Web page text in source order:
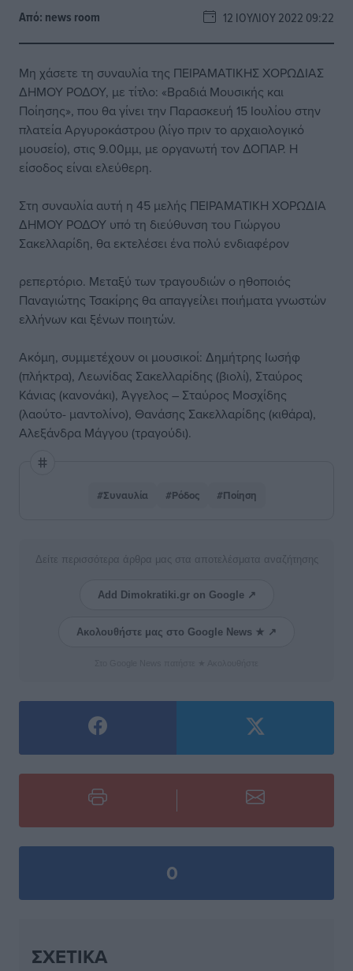
Από: news room 12 ΙΟΥΛΊΟΥ 2022 09:22
Μη χάσετε τη συναυλία της ΠΕΙΡΑΜΑΤΙΚΗΣ ΧΟΡΩΔΙΑΣ
ΔΗΜΟΥ ΡΟΔΟΥ, με τίτλο: «Βραδιά Μουσικής και
Ποίησης», που θα γίνει την Παρασκευή 15 Ιουλίου στην
πλατεία Αργυροκάστρου (λίγο πριν το αρχαιολογικό
μουσείο), στις 9.00μμ, με οργανωτή τον ΔΟΠΑΡ. Η
είσοδος είναι ελεύθερη.
Στη συναυλία αυτή η 45 μελής ΠΕΙΡΑΜΑΤΙΚΗ ΧΟΡΩΔΙΑ
ΔΗΜΟΥ ΡΟΔΟΥ υπό τη διεύθυνση του Γιώργου
Σακελλαρίδη, θα εκτελέσει ένα πολύ ενδιαφέρον
ρεπερτόριο. Μεταξύ των τραγουδιών ο ηθοποιός
Παναγιώτης Τσακίρης θα απαγγείλει ποιήματα γνωστών
ελλήνων και ξένων ποιητών.
Ακόμη, συμμετέχουν οι μουσικοί: Δημήτρης Ιωσήφ
(πλήκτρα), Λεωνίδας Σακελλαρίδης (βιολί), Σταύρος
Κάνιας (κανονάκι), Άγγελος – Σταύρος Μοσχίδης
(λαούτο- μαντολίνο), Θανάσης Σακελλαρίδης (κιθάρα),
Αλεξάνδρα Μάγγου (τραγούδι).
#Συναυλία #Ρόδος #Ποίηση
Δείτε περισσότερα άρθρα μας στα αποτελέσματα αναζήτησης
Add Dimokratiki.gr on Google ↗
Ακολουθήστε μας στο Google News ★ ↗
0
ΣΧΕΤΙΚΆ